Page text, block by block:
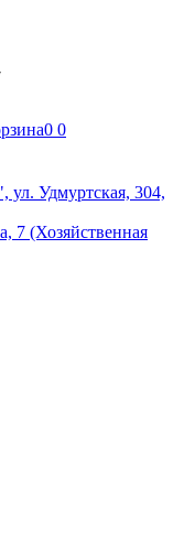
0 0
Удмуртская, 304,
7 (Хозяйственная